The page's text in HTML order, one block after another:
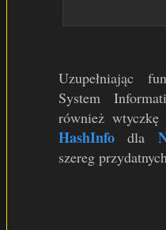
Uzupełniając
System
również wtyczkę
HashInfo dla
szereg